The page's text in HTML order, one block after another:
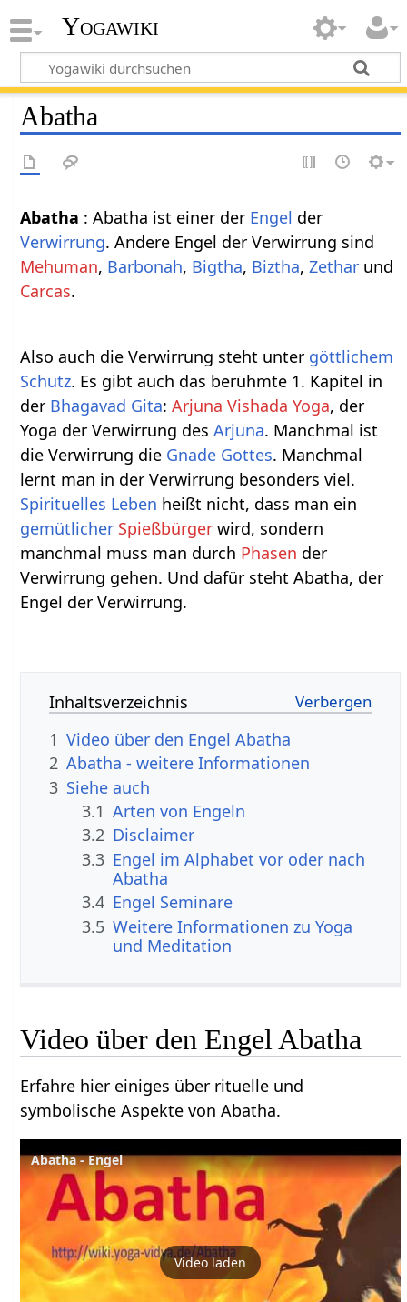
Yogawiki
Abatha
Abatha : Abatha ist einer der Engel der
Verwirrung. Andere Engel der Verwirrung sind
Mehuman, Barbonah, Bigtha, Biztha,Zethar und
Carcas.
Also auch die Verwirrung steht unter göttlichem
Schutz. Es gibt auch das berühmte 1. Kapitel in
der Bhagavad Gita:Arjuna Vishada Yoga, der
Yoga der Verwirrung desArjuna. Manchmal ist
die Verwirrung die Gnade Gottes. Manchmal
lernt man in der Verwirrung besonders viel.
Spirituelles Leben heißt nicht, dass man ein
gemütlicher Spießbürger wird, sondern
manchmal muss man durch Phasen der
Verwirrung gehen. Und dafür steht Abatha, der
Engel der Verwirrung.
Inhaltsverzeichnis
1 Video über den Engel Abatha
2 Abatha - weitere Informationen
3 Siehe auch
3.1 Arten von Engeln
3.2 Disclaimer
3.3 Engel im Alphabet vor oder nach
Abatha
3.4 Engel Seminare
3.5 Weitere Informationen zu Yoga
und Meditation
Video über den Engel Abatha
Erfahre hier einiges über rituelle und
symbolische Aspekte von Abatha.
Abatha - Engel
Video laden